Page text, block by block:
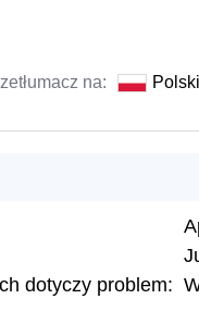
na: Polski
dotyczy problem: